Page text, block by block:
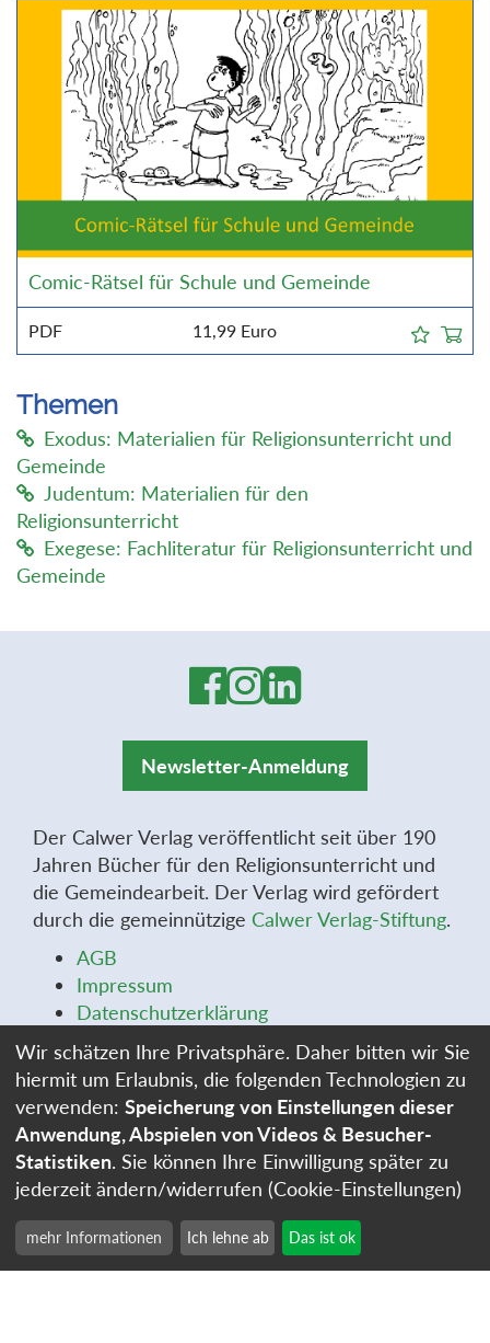
Comic-Rätsel für Schule und Gemeinde
PDF 11,99 Euro
Themen
Exodus: Materialien für Religionsunterricht und
Gemeinde
Judentum: Materialien für den
Religionsunterricht
Exegese: Fachliteratur für Religionsunterricht und
Gemeinde
Newsletter-Anmeldung
Der Calwer Verlag veröffentlicht seit über 190
Jahren Bücher für den Religionsunterricht und
die Gemeindearbeit. Der Verlag wird gefördert
durch die gemeinnützige Calwer Verlag-Stiftung.
AGB
Impressum
Datenschutzerklärung
Widerrufsbelehrung
Widerrufsformular
Stellenangebote
Cookie-Einstellungen
Wir schätzen Ihre Privatsphäre. Daher bitten wir Sie
hiermit um Erlaubnis, die folgenden Technologien zu
verwenden: Speicherung von Einstellungen dieser
Anwendung, Abspielen von Videos & Besucher-
Statistiken. Sie können Ihre Einwilligung später zu
jederzeit ändern/widerrufen (Cookie-Einstellungen)
mehr Informationen Ich lehne ab Das ist ok